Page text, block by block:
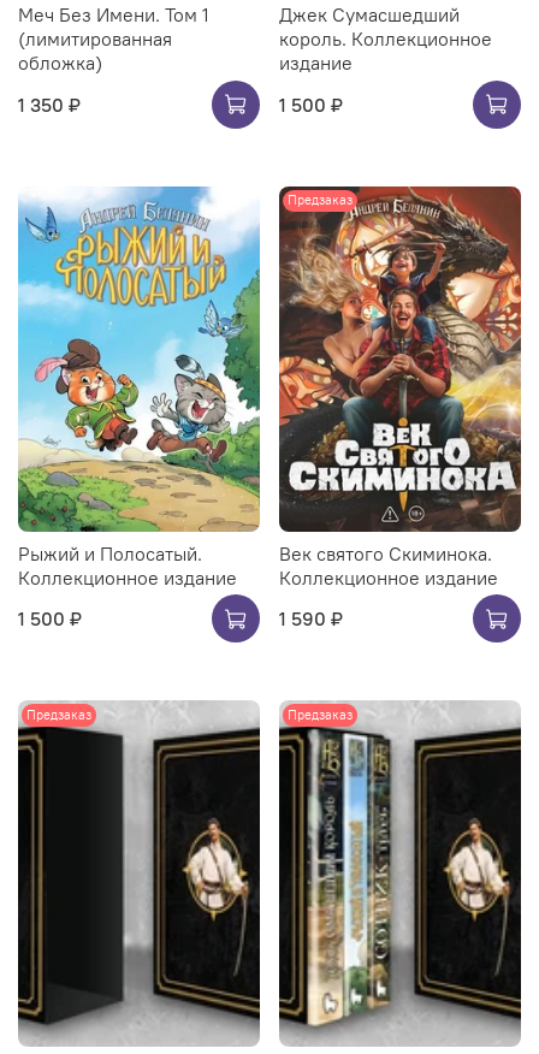
Меч Без Имени. Том 1
(лимитированная
обложка)
1 350 ₽
Джек Сумасшедший
король. Коллекционное
издание
1 500 ₽
Рыжий и Полосатый.
Коллекционное издание
1 500 ₽
Предзаказ
Век святого Скиминока.
Коллекционное издание
1 590 ₽
Предзаказ Предзаказ